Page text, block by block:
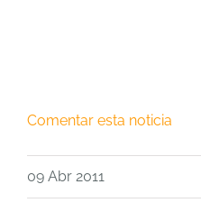
Comentar esta noticia
09 Abr 2011